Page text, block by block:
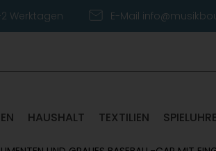
Werktagen E-Mail
HAUSHALT TEXTILIEN